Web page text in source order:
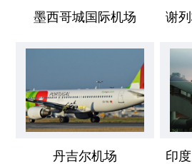
墨西哥城国际机场
丹吉尔机场